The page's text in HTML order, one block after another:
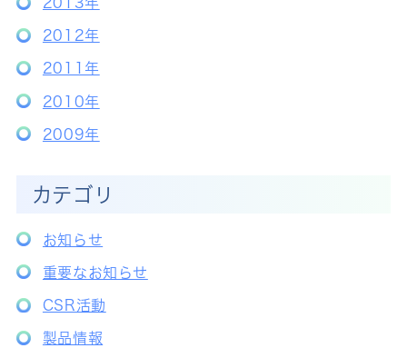
2013年
2012年
2011年
2010年
2009年
カテゴリ
お知らせ
重要なお知らせ
CSR活動
製品情報